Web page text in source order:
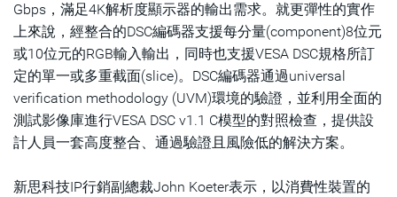
Gbps，滿足4K解析度顯示器的輸出需求。就更彈性的實作
上來說，經整合的DSC編碼器支援每分量(component)8位元
或10位元的RGB輸入輸出，同時也支援VESA DSC規格所訂
定的單一或多重截面(slice)。DSC編碼器通過universal
verification methodology (UVM)環境的驗證，並利用全面的
測試影像庫進行VESA DSC v1.1 C模型的對照檢查，提供設
計人員一套高度整合、通過驗證且風險低的解決方案。
新思科技IP行銷副總裁John Koeter表示，以消費性裝置的